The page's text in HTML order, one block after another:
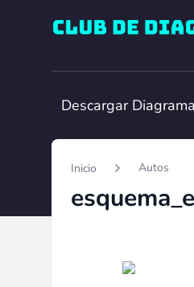
Club de Diagramas
Descargar
Inicio Autos